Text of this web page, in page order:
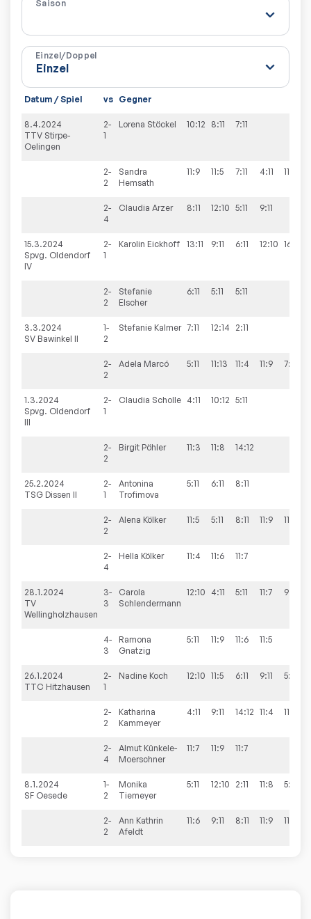
Saison
Einzel/Doppel
Datum / Spiel vs Gegner
8.4.2024
TTV Stirpe-
Oelingen
2-
1
Lorena Stöckel 10:12 8:11 7:11
2-
2
Sandra
Hemsath
11:9 11:5 7:11 4:11 11:9
2-
4
Claudia Arzer 8:11 12:10 5:11 9:11
15.3.2024
Spvg. Oldendorf
IV
2-
1
Karolin Eickhoff 13:11 9:11 6:11 12:10 16:14
2-
2
Stefanie
Elscher
6:11 5:11 5:11
3.3.2024
SV Bawinkel II
1-
2
Stefanie Kalmer 7:11 12:14 2:11
2-
2
Adela Marcó 5:11 11:13 11:4 11:9 7:11
1.3.2024
Spvg. Oldendorf
III
2-
1
Claudia Scholle 4:11 10:12 5:11
2-
2
Birgit Pöhler 11:3 11:8 14:12
25.2.2024
TSG Dissen II
2-
1
Antonina
Trofimova
5:11 6:11 8:11
2-
2
Alena Kölker 11:5 5:11 8:11 11:9 11:5
2-
4
Hella Kölker 11:4 11:6 11:7
28.1.2024
TV
Wellingholzhausen
3-
3
Carola
Schlendermann
12:10 4:11 5:11 11:7 9:11
4-
3
Ramona
Gnatzig
5:11 11:9 11:6 11:5
26.1.2024
TTC Hitzhausen
2-
1
Nadine Koch 12:10 11:5 6:11 9:11 5:11
2-
2
Katharina
Kammeyer
4:11 9:11 14:12 11:4 11:5
2-
4
Almut Künkele-
Moerschner
11:7 11:9 11:7
8.1.2024
SF Oesede
1-
2
Monika
Tiemeyer
5:11 12:10 2:11 11:8 5:11
2-
2
Ann Kathrin
Afeldt
11:6 9:11 8:11 11:9 11:6